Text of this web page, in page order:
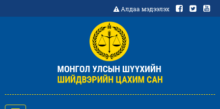
Алдаа мэдээлэх